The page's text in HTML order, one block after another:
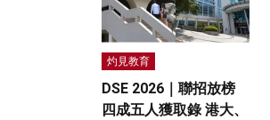
灼見教育
DSE 2026｜聯招放榜
四成五人獲取錄 港大、